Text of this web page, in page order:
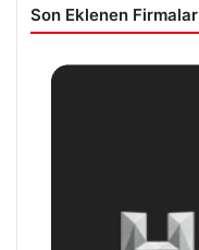
Son Eklenen Firmalar